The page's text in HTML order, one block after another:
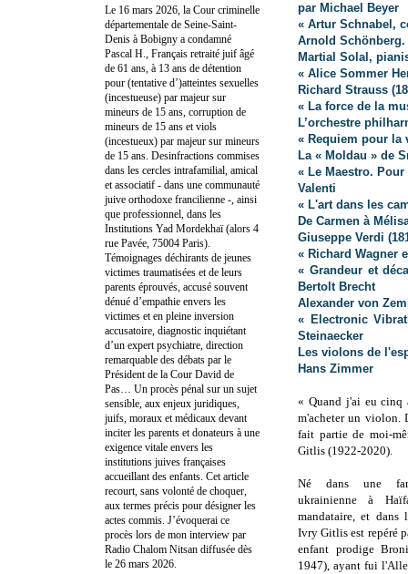
par Michael Beyer
« Artur Schnabel,
Arnold
Martial Solal,
« Alice Sommer
Richard Strauss
« La force de la
L’orchestre
« Requiem pour la
La « Moldau » de
« Le Maestro.
Valenti
« L'art dans les
De Carmen à
Giuseppe Verdi
« Richard Wagner
« Grandeur et
Bertolt Brecht
Alexander von
« Electronic
Steinaecker
Les violons de
Hans Zimmer
« Quand j'ai eu cinq
m'acheter un violon.
fait partie de moi-
Gitlis (1922-2020).
Né dans une
ukrainienne à
mandataire, et dans
Ivry Gitlis est repéré
enfant prodige
1947), ayant fui
Le 16 mars 2026, la Cour criminelle
départementale de Seine-Saint-
Denis à Bobigny a condamné
Pascal H., Français retraité juif âgé
de 61 ans, à 13 ans de détention
pour (tentative d’)atteintes sexuelles
(incestueuse) par majeur sur
mineurs de 15 ans, corruption de
mineurs de 15 ans et viols
(incestueux) par majeur sur mineurs
de 15 ans. Desinfractions commises
dans les cercles intrafamilial, amical
et associatif - dans une communauté
juive orthodoxe francilienne -, ainsi
que professionnel, dans les
Institutions Yad Mordekhaï (alors 4
rue Pavée, 75004 Paris).
Témoignages déchirants de jeunes
victimes traumatisées et de leurs
parents éprouvés, accusé souvent
dénué d’empathie envers les
victimes et en pleine inversion
accusatoire, diagnostic inquiétant
d’un expert psychiatre, direction
remarquable des débats par le
Président de la Cour David de
Pas… Un procès pénal sur un sujet
sensible, aux enjeux juridiques,
juifs, moraux et médicaux devant
inciter les parents et donateurs à une
exigence vitale envers les
institutions juives françaises
accueillant des enfants. Cet article
recourt, sans volonté de choquer,
aux termes précis pour désigner les
actes commis. J’évoquerai ce
procès lors de mon interview par
Radio Chalom Nitsan diffusée dès
le 26 mars 2026.